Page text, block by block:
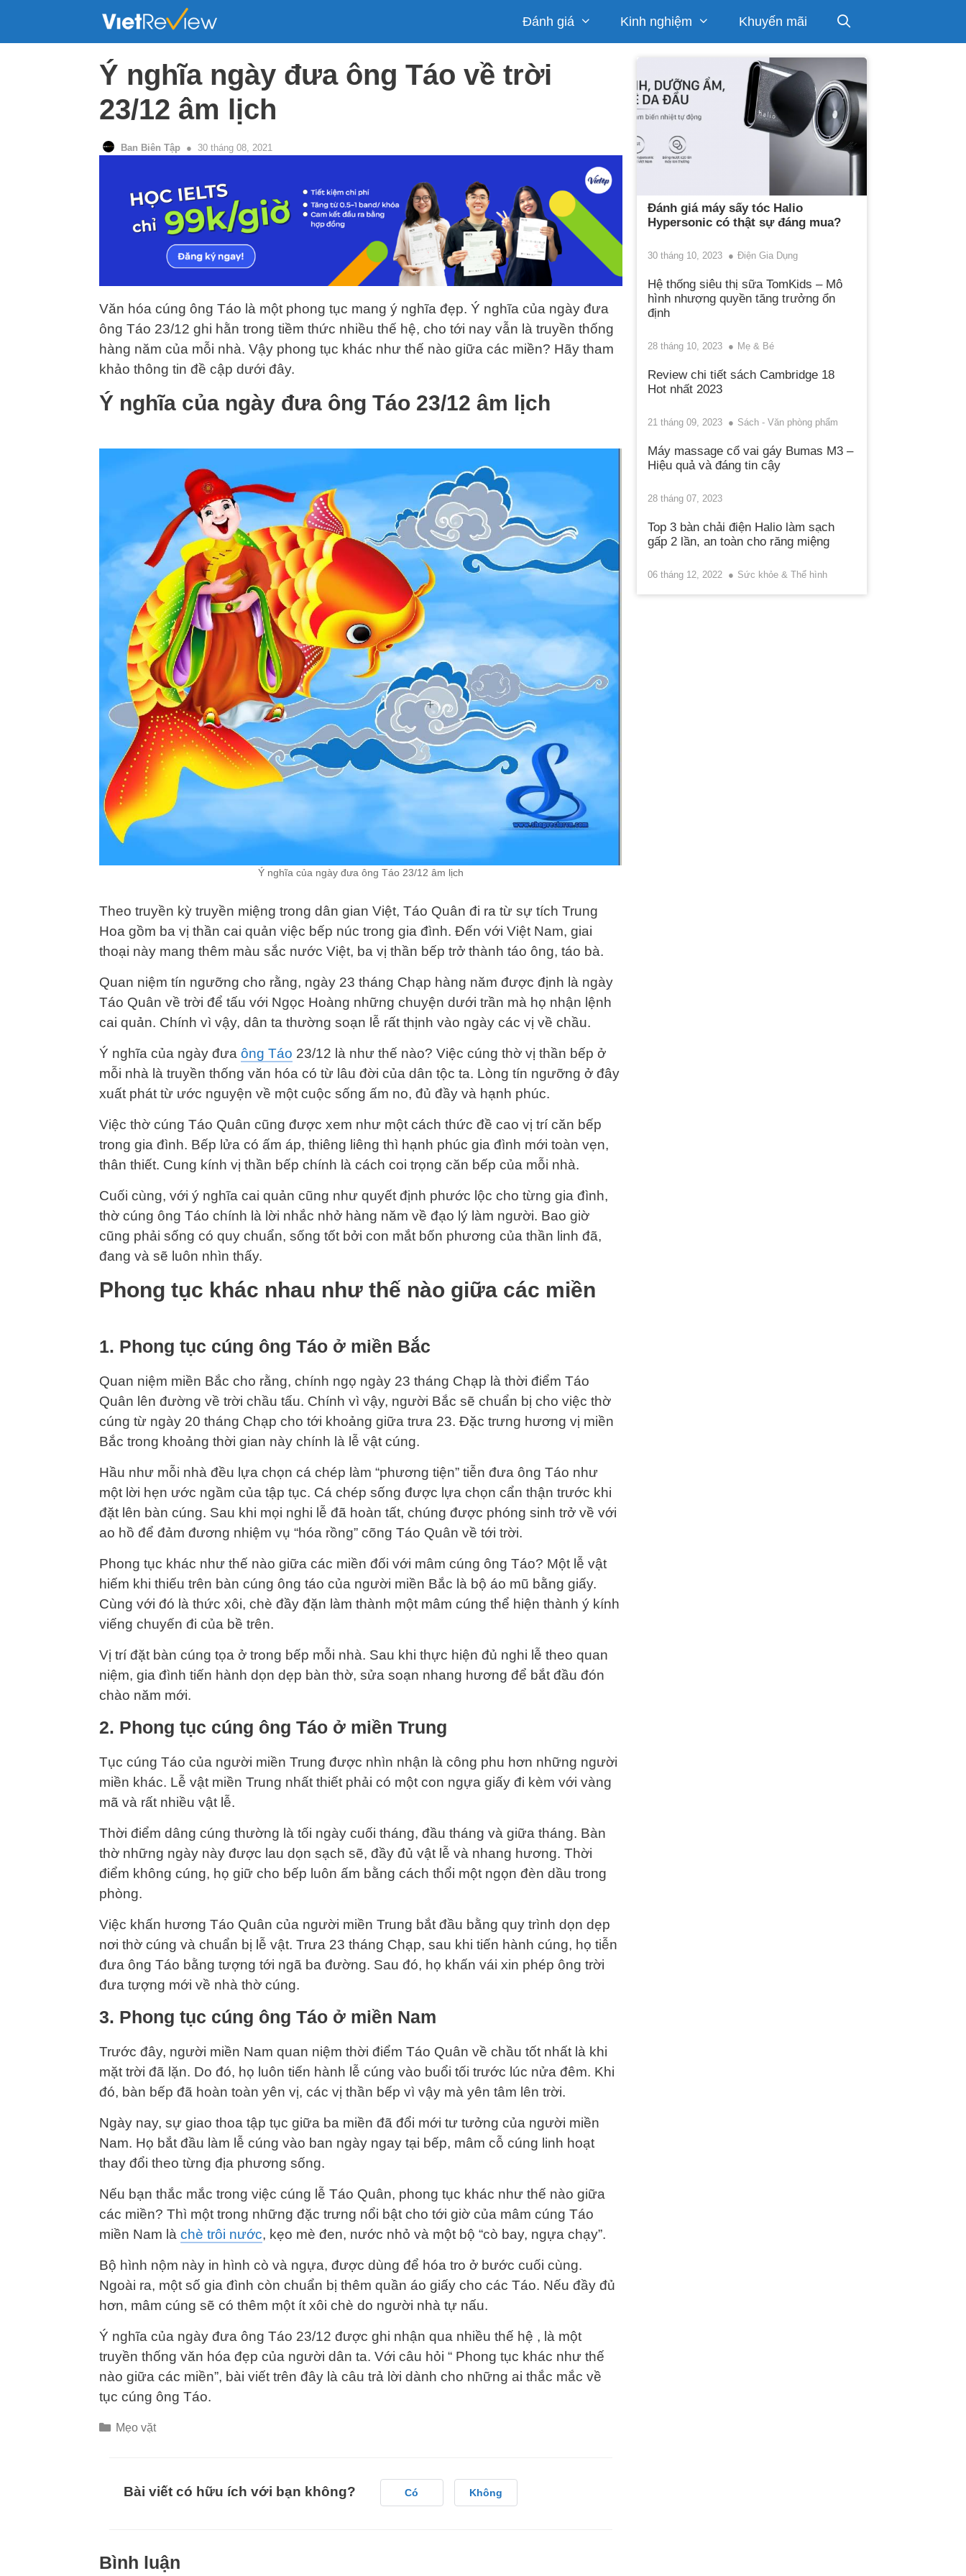
Đánh giá Kinh nghiệm Khuyến mãi
Ý nghĩa ngày đưa ông Táo về trời
23/12 âm lịch
Ban Biên Tập 30 tháng 08, 2021
Văn hóa cúng ông Táo là một phong tục mang ý nghĩa đẹp. Ý nghĩa của ngày đưa
ông Táo 23/12 ghi hằn trong tiềm thức nhiều thế hệ, cho tới nay vẫn là truyền thống
hàng năm của mỗi nhà. Vậy phong tục khác như thế nào giữa các miền? Hãy tham
khảo thông tin đề cập dưới đây.
Ý nghĩa của ngày đưa ông Táo 23/12 âm lịch
Ý nghĩa của ngày đưa ông Táo 23/12 âm lịch
Theo truyền kỳ truyền miệng trong dân gian Việt, Táo Quân đi ra từ sự tích Trung
Hoa gồm ba vị thần cai quản việc bếp núc trong gia đình. Đến với Việt Nam, giai
thoại này mang thêm màu sắc nước Việt, ba vị thần bếp trở thành táo ông, táo bà.
Quan niệm tín ngưỡng cho rằng, ngày 23 tháng Chạp hàng năm được định là ngày
Táo Quân về trời để tấu với Ngọc Hoàng những chuyện dưới trần mà họ nhận lệnh
cai quản. Chính vì vậy, dân ta thường soạn lễ rất thịnh vào ngày các vị về chầu.
Ý nghĩa của ngày đưa ông Táo 23/12 là như thế nào? Việc cúng thờ vị thần bếp ở
mỗi nhà là truyền thống văn hóa có từ lâu đời của dân tộc ta. Lòng tín ngưỡng ở đây
xuất phát từ ước nguyện về một cuộc sống ấm no, đủ đầy và hạnh phúc.
Việc thờ cúng Táo Quân cũng được xem như một cách thức đề cao vị trí căn bếp
trong gia đình. Bếp lửa có ấm áp, thiêng liêng thì hạnh phúc gia đình mới toàn vẹn,
thân thiết. Cung kính vị thần bếp chính là cách coi trọng căn bếp của mỗi nhà.
Cuối cùng, với ý nghĩa cai quản cũng như quyết định phước lộc cho từng gia đình,
thờ cúng ông Táo chính là lời nhắc nhở hàng năm về đạo lý làm người. Bao giờ
cũng phải sống có quy chuẩn, sống tốt bởi con mắt bốn phương của thần linh đã,
đang và sẽ luôn nhìn thấy.
Phong tục khác nhau như thế nào giữa các miền
1. Phong tục cúng ông Táo ở miền Bắc
Quan niệm miền Bắc cho rằng, chính ngọ ngày 23 tháng Chạp là thời điểm Táo
Quân lên đường về trời chầu tấu. Chính vì vậy, người Bắc sẽ chuẩn bị cho việc thờ
cúng từ ngày 20 tháng Chạp cho tới khoảng giữa trưa 23. Đặc trưng hương vị miền
Bắc trong khoảng thời gian này chính là lễ vật cúng.
Hầu như mỗi nhà đều lựa chọn cá chép làm “phương tiện” tiễn đưa ông Táo như
một lời hẹn ước ngầm của tập tục. Cá chép sống được lựa chọn cẩn thận trước khi
đặt lên bàn cúng. Sau khi mọi nghi lễ đã hoàn tất, chúng được phóng sinh trở về với
ao hồ để đảm đương nhiệm vụ “hóa rồng” cõng Táo Quân về tới trời.
Phong tục khác như thế nào giữa các miền đối với mâm cúng ông Táo? Một lễ vật
hiếm khi thiếu trên bàn cúng ông táo của người miền Bắc là bộ áo mũ bằng giấy.
Cùng với đó là thức xôi, chè đầy đặn làm thành một mâm cúng thể hiện thành ý kính
viếng chuyến đi của bề trên.
Vị trí đặt bàn cúng tọa ở trong bếp mỗi nhà. Sau khi thực hiện đủ nghi lễ theo quan
niệm, gia đình tiến hành dọn dẹp bàn thờ, sửa soạn nhang hương để bắt đầu đón
chào năm mới.
2. Phong tục cúng ông Táo ở miền Trung
Tục cúng Táo của người miền Trung được nhìn nhận là công phu hơn những người
miền khác. Lễ vật miền Trung nhất thiết phải có một con ngựa giấy đi kèm với vàng
mã và rất nhiều vật lễ.
Thời điểm dâng cúng thường là tối ngày cuối tháng, đầu tháng và giữa tháng. Bàn
thờ những ngày này được lau dọn sạch sẽ, đầy đủ vật lễ và nhang hương. Thời
điểm không cúng, họ giữ cho bếp luôn ấm bằng cách thổi một ngọn đèn dầu trong
phòng.
Việc khấn hương Táo Quân của người miền Trung bắt đầu bằng quy trình dọn dẹp
nơi thờ cúng và chuẩn bị lễ vật. Trưa 23 tháng Chạp, sau khi tiến hành cúng, họ tiễn
đưa ông Táo bằng tượng tới ngã ba đường. Sau đó, họ khấn vái xin phép ông trời
đưa tượng mới về nhà thờ cúng.
3. Phong tục cúng ông Táo ở miền Nam
Trước đây, người miền Nam quan niệm thời điểm Táo Quân về chầu tốt nhất là khi
mặt trời đã lặn. Do đó, họ luôn tiến hành lễ cúng vào buổi tối trước lúc nửa đêm. Khi
đó, bàn bếp đã hoàn toàn yên vị, các vị thần bếp vì vậy mà yên tâm lên trời.
Ngày nay, sự giao thoa tập tục giữa ba miền đã đổi mới tư tưởng của người miền
Nam. Họ bắt đầu làm lễ cúng vào ban ngày ngay tại bếp, mâm cỗ cúng linh hoạt
thay đổi theo từng địa phương sống.
Nếu bạn thắc mắc trong việc cúng lễ Táo Quân, phong tục khác như thế nào giữa
các miền? Thì một trong những đặc trưng nổi bật cho tới giờ của mâm cúng Táo
miền Nam là chè trôi nước, kẹo mè đen, nước nhỏ và một bộ “cò bay, ngựa chạy”.
Bộ hình nộm này in hình cò và ngựa, được dùng để hóa tro ở bước cuối cùng.
Ngoài ra, một số gia đình còn chuẩn bị thêm quần áo giấy cho các Táo. Nếu đầy đủ
hơn, mâm cúng sẽ có thêm một ít xôi chè do người nhà tự nấu.
Ý nghĩa của ngày đưa ông Táo 23/12 được ghi nhận qua nhiều thế hệ , là một
truyền thống văn hóa đẹp của người dân ta. Với câu hỏi “ Phong tục khác như thế
nào giữa các miền”, bài viết trên đây là câu trả lời dành cho những ai thắc mắc về
tục cúng ông Táo.
Categories
Mẹo vặt
Bài viết có hữu ích với bạn không? Có Không
Bình luận
Đánh giá máy sấy tóc Halio
Hypersonic có thật sự đáng mua?
30 tháng 10, 2023 Điện Gia Dụng
Hệ thống siêu thị sữa TomKids – Mô
hình nhượng quyền tăng trưởng ổn
định
28 tháng 10, 2023 Mẹ & Bé
Review chi tiết sách Cambridge 18
Hot nhất 2023
21 tháng 09, 2023 Sách - Văn phòng phẩm
Máy massage cổ vai gáy Bumas M3 –
Hiệu quả và đáng tin cậy
28 tháng 07, 2023
Top 3 bàn chải điện Halio làm sạch
gấp 2 lần, an toàn cho răng miệng
06 tháng 12, 2022 Sức khỏe & Thể hình